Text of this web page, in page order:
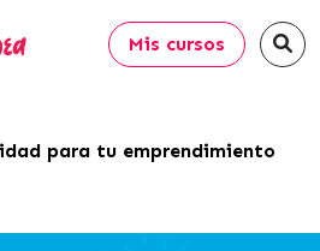
Mis cursos
para tu emprendimiento